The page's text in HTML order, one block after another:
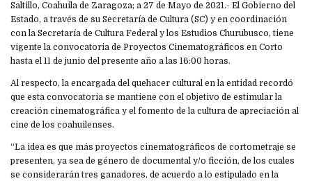
Saltillo, Coahuila de Zaragoza; a 27 de Mayo de 2021.- El Gobierno del
Estado, a través de su Secretaría de Cultura (SC) y en coordinación
con la Secretaría de Cultura Federal y los Estudios Churubusco, tiene
vigente la convocatoria de Proyectos Cinematográficos en Corto
hasta el 11 de junio del presente año a las 16:00 horas.
Al respecto, la encargada del quehacer cultural en la entidad recordó
que esta convocatoria se mantiene con el objetivo de estimular la
creación cinematográfica y el fomento de la cultura de apreciación al
cine de los coahuilenses.
“La idea es que más proyectos cinematográficos de cortometraje se
presenten, ya sea de género de documental y/o ficción, de los cuales
se considerarán tres ganadores, de acuerdo a lo estipulado en la